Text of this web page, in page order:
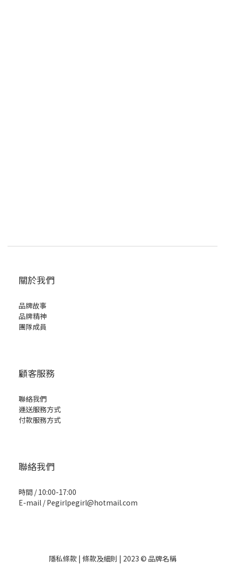
關於我們
品牌故事
品牌精神
團隊成員
顧客服務
聯絡我們
運送服務方式
付款服務方式
聯絡我們
時間 / 10:00-17:00
E-mail / Pegirlpegirl@hotmail.com
隱私條款 | 條款及細則 | 2023 © 品牌名稱